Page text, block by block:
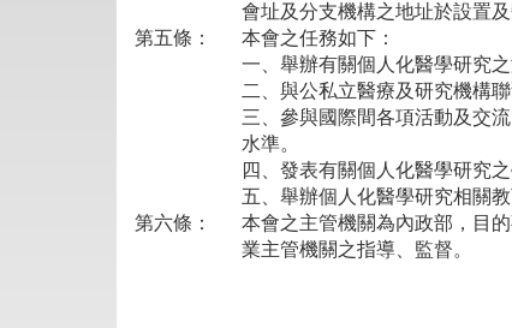
會址及分支機構之地址於設置
第五條：
本會之任務如下：
一、舉辦有關個人化醫學研究之
二、與公私立醫療及研究機構
三、參與國際間各項活動及交
水準。
四、發表有關個人化醫學研究
五、舉辦個人化醫學研究相關教
第六條：
本會之主管機關為內政部，目
業主管機關之指導、監督。